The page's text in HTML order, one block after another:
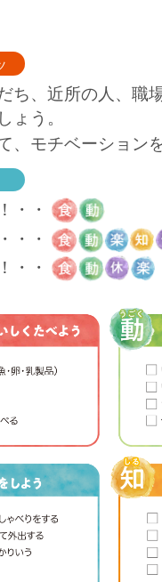
ち、近所の人、職
ょう。
、モチベーション
・・
・・
・・